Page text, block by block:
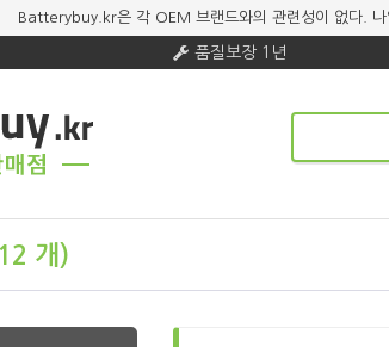
Batterybuy.kr은 각 OEM 브랜드와의 관련성이 없다. 나
품질보장 1년
개)